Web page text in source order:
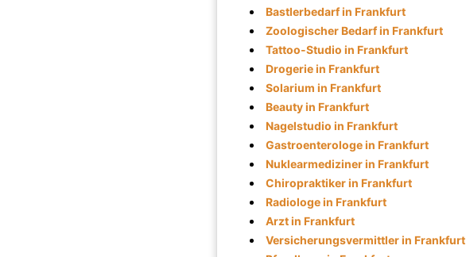
Bastlerbedarf in Frankfurt
Zoologischer Bedarf in Frankfurt
Tattoo-Studio in Frankfurt
Drogerie in Frankfurt
Solarium in Frankfurt
Beauty in Frankfurt
Nagelstudio in Frankfurt
Gastroenterologe in Frankfurt
Nuklearmediziner in Frankfurt
Chiropraktiker in Frankfurt
Radiologe in Frankfurt
Arzt in Frankfurt
Versicherungsvermittler in Frankfurt